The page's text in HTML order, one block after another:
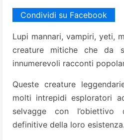
Condividi su Facebook
Lupi mannari, vampiri, yeti,
creature mitiche che da
innumerevoli racconti
Queste creature
molti intrepidi esploratori
selvagge con l’obiettivo
definitive della loro esistenza.